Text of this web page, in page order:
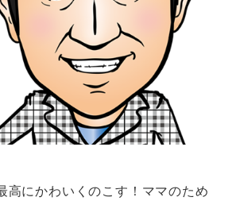
高にかわいくのこす！ママのため